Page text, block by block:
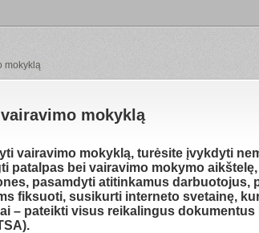
mokyklą
mokyklą
vairavimo mokyklą, turėsite įvykdyti
patalpas bei vairavimo mokymo
pasamdyti atitinkamus darbuotojus,
fiksuoti, susikurti interneto svetainę,
– pateikti visus reikalingus